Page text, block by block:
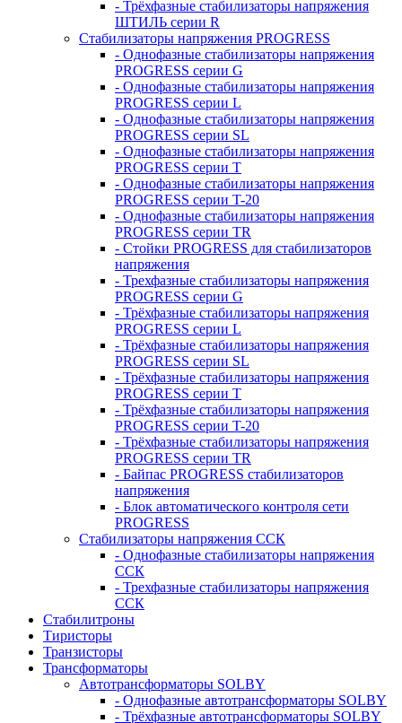
- Трёхфазные стабилизаторы напряжения
ШТИЛЬ серии R
Стабилизаторы напряжения PROGRESS
- Однофазные стабилизаторы напряжения
PROGRESS серии G
- Однофазные стабилизаторы напряжения
PROGRESS серии L
- Однофазные стабилизаторы напряжения
PROGRESS серии SL
- Однофазные стабилизаторы напряжения
PROGRESS серии T
- Однофазные стабилизаторы напряжения
PROGRESS серии T-20
- Однофазные стабилизаторы напряжения
PROGRESS серии TR
- Стойки PROGRESS для стабилизаторов
напряжения
- Трехфазные стабилизаторы напряжения
PROGRESS серии G
- Трёхфазные стабилизаторы напряжения
PROGRESS серии L
- Трёхфазные стабилизаторы напряжения
PROGRESS серии SL
- Трёхфазные стабилизаторы напряжения
PROGRESS серии T
- Трёхфазные стабилизаторы напряжения
PROGRESS серии T-20
- Трёхфазные стабилизаторы напряжения
PROGRESS серии TR
- Байпас PROGRESS стабилизаторов
напряжения
- Блок автоматического контроля сети
PROGRESS
Стабилизаторы напряжения ССК
- Однофазные стабилизаторы напряжения
ССК
- Трехфазные стабилизаторы напряжения
ССК
Стабилитроны
Тиристоры
Транзисторы
Трансформаторы
Автотрансформаторы SOLBY
- Однофазные автотрансформаторы SOLBY
- Трёхфазные автотрансформаторы SOLBY